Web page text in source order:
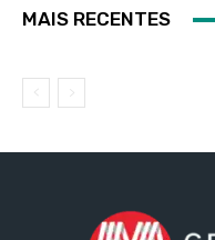
MAIS RECENTES